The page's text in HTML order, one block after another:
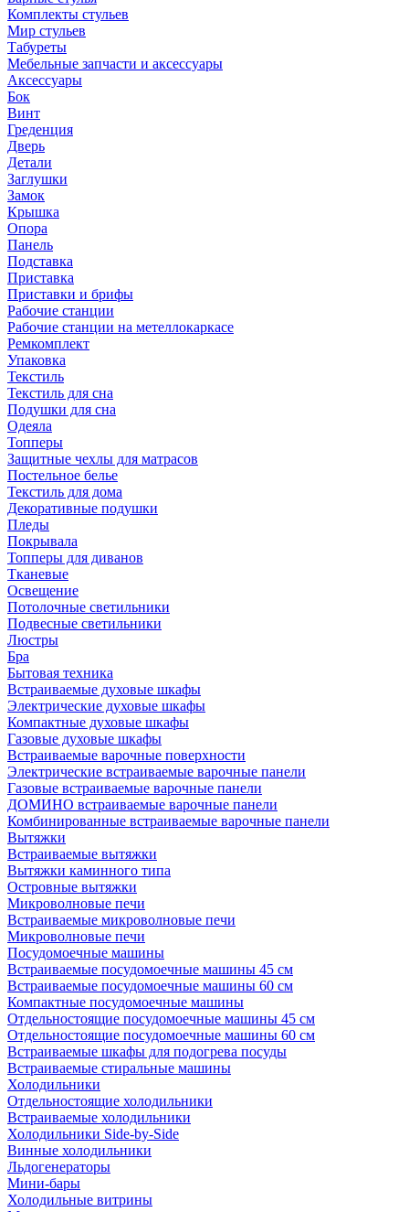
Комплекты стульев
Мир стульев
Табуреты
Мебельные запчасти и аксессуары
Аксессуары
Бок
Винт
Греденция
Дверь
Детали
Заглушки
Замок
Крышка
Опора
Панель
Подставка
Приставка
Приставки и брифы
Рабочие станции
Рабочие станции на метеллокаркасе
Ремкомплект
Упаковка
Текстиль
Текстиль для сна
Подушки для сна
Одеяла
Топперы
Защитные чехлы для матрасов
Постельное белье
Текстиль для дома
Декоративные подушки
Пледы
Покрывала
Топперы для диванов
Тканевые
Освещение
Потолочные светильники
Подвесные светильники
Люстры
Бра
Бытовая техника
Встраиваемые духовые шкафы
Электрические духовые шкафы
Компактные духовые шкафы
Газовые духовые шкафы
Встраиваемые варочные поверхности
Электрические встраиваемые варочные панели
Газовые встраиваемые варочные панели
ДОМИНО встраиваемые варочные панели
Комбинированные встраиваемые варочные панели
Вытяжки
Встраиваемые вытяжки
Вытяжки каминного типа
Островные вытяжки
Микроволновые печи
Встраиваемые микроволновые печи
Микроволновые печи
Посудомоечные машины
Встраиваемые посудомоечные машины 45 см
Встраиваемые посудомоечные машины 60 см
Компактные посудомоечные машины
Отдельностоящие посудомоечные машины 45 см
Отдельностоящие посудомоечные машины 60 см
Встраиваемые шкафы для подогрева посуды
Встраиваемые стиральные машины
Холодильники
Отдельностоящие холодильники
Встраиваемые холодильники
Холодильники Side-by-Side
Винные холодильники
Льдогенераторы
Мини-бары
Холодильные витрины